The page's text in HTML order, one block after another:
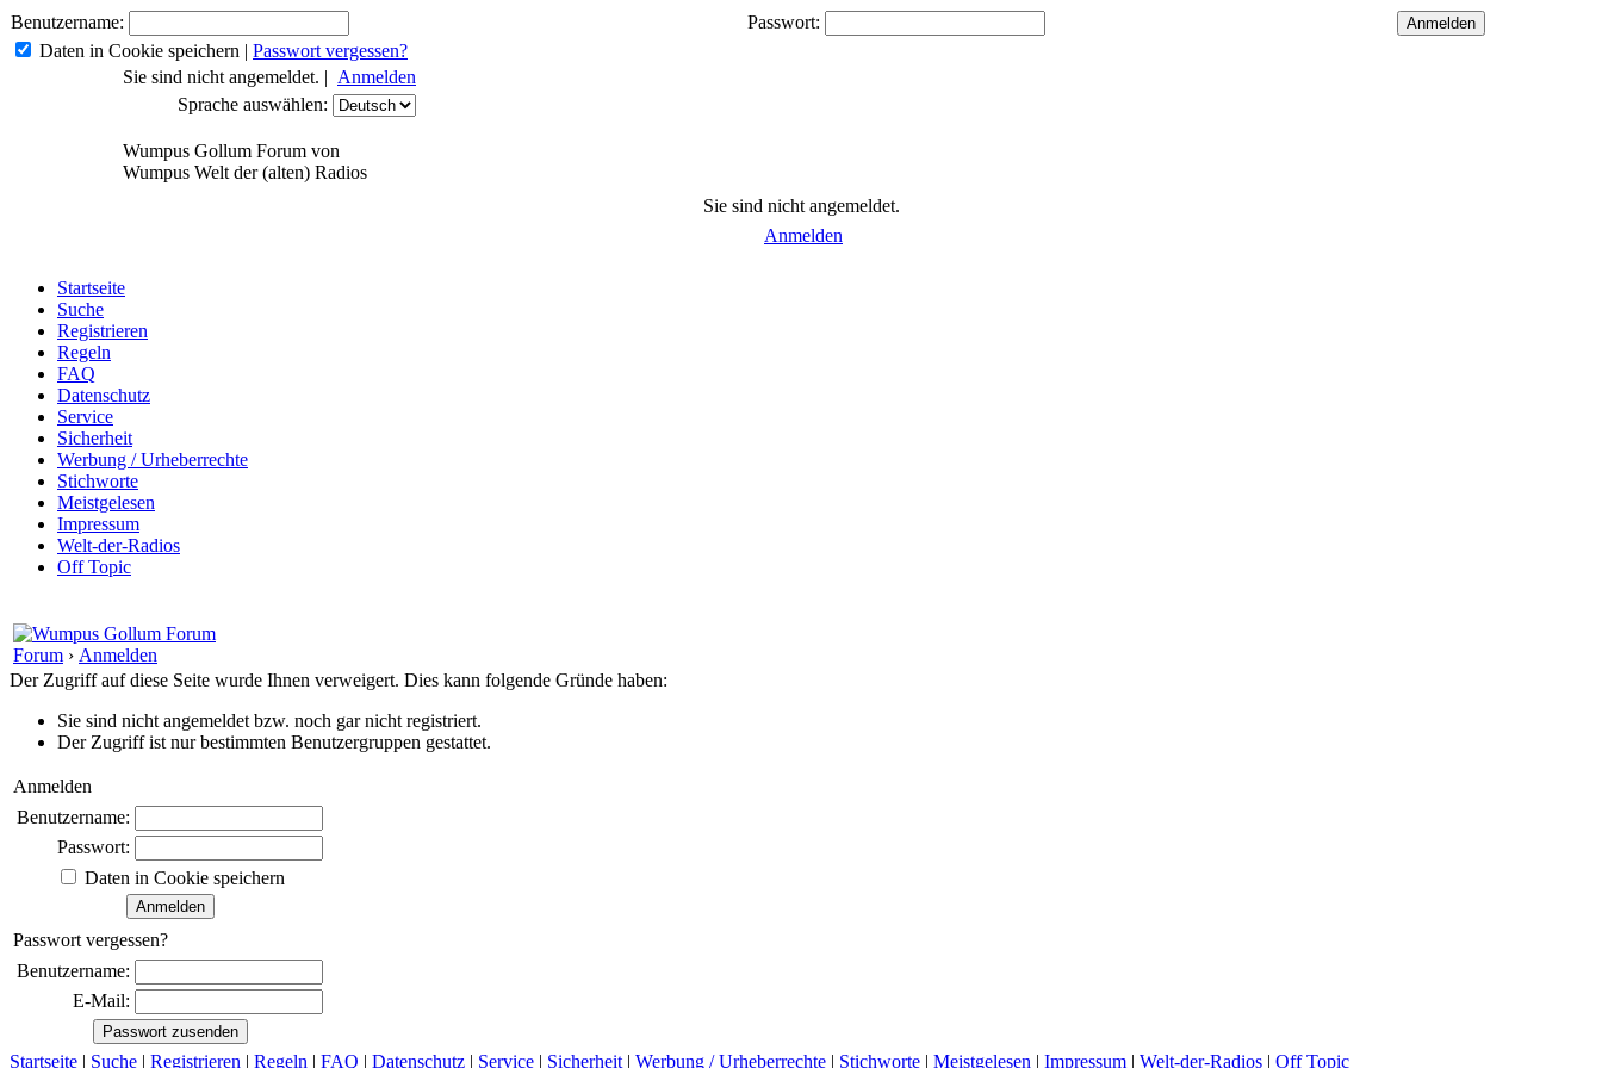
Benutzername:
Passwort:
Daten in Cookie speichern | Passwort vergessen?
Sie sind nicht angemeldet. | Anmelden
Sprache auswählen:
Wumpus Gollum Forum von
Wumpus Welt der (alten) Radios
Sie sind nicht angemeldet.
Anmelden
Startseite
Suche
Registrieren
Regeln
FAQ
Datenschutz
Service
Sicherheit
Werbung / Urheberrechte
Stichworte
Meistgelesen
Impressum
Welt-der-Radios
Off Topic
Forum › Anmelden
Der Zugriff auf diese Seite wurde Ihnen verweigert. Dies kann folgende Gründe haben:
Sie sind nicht angemeldet bzw. noch gar nicht registriert.
Der Zugriff ist nur bestimmten Benutzergruppen gestattet.
Anmelden
Benutzername:
Passwort:
Daten in Cookie speichern
Passwort vergessen?
Benutzername:
E-Mail:
Startseite | Suche | Registrieren | Regeln | FAQ | Datenschutz | Service | Sicherheit | Werbung / Urheberrechte | Stichworte | Meistgelesen | Impressum | Welt-der-Radios | Off Topic